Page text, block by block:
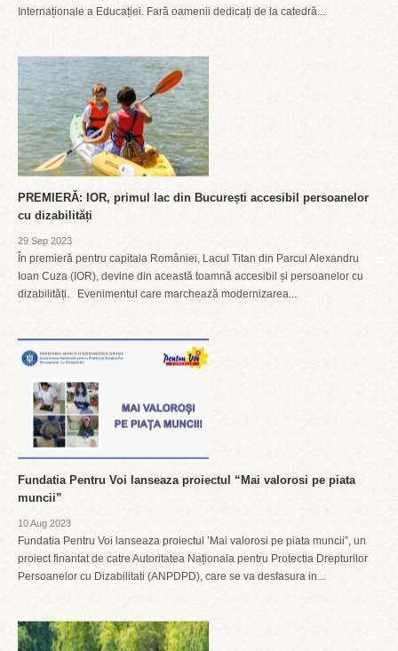
Internaționale a Educației. Fară oamenii dedicați de la catedră...
PREMIERĂ: IOR, primul lac din București accesibil persoanelor
cu dizabilități
29 Sep 2023
În premieră pentru capitala României, Lacul Titan din Parcul Alexandru
Ioan Cuza (IOR), devine din această toamnă accesibil și persoanelor cu
dizabilități. Evenimentul care marchează modernizarea...
Fundatia Pentru Voi lanseaza proiectul “Mai valorosi pe piata
muncii”
10 Aug 2023
Fundatia Pentru Voi lanseaza proiectul ’Mai valorosi pe piata muncii”, un
proiect finantat de catre Autoritatea Naționala pentru Protectia Drepturilor
Persoanelor cu Dizabilitati (ANPDPD), care se va desfasura in...